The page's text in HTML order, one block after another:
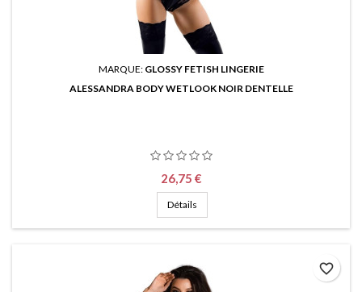
MARQUE: GLOSSY FETISH LINGERIE
ALESSANDRA BODY WETLOOK NOIR DENTELLE
Prix
26,75 €
Détails
favorite_border